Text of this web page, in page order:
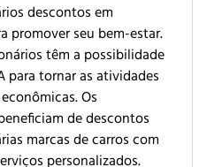
descontos em
promover seu bem-estar.
têm a possibilidade
para tornar as atividades
Os
de descontos
marcas de carros com
personalizados.